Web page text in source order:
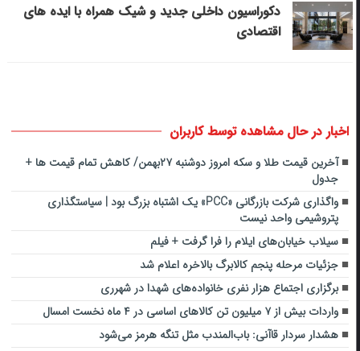
دکوراسیون داخلی جدید و شیک همراه با ایده های
اقتصادی
اخبار در حال مشاهده توسط کاربران
آخرین قیمت طلا و سکه امروز دوشنبه ۲۷بهمن/ کاهش تمام قیمت ها +
جدول
واگذاری شرکت بازرگانی «PCC» یک اشتباه بزرگ بود | سیاستگذاری
پتروشیمی واحد نیست
سیلاب خیابان‌های ایلام را فرا گرفت + فیلم
جزئیات مرحله پنجم کالابرگ بالاخره اعلام شد
برگزاری اجتماع هزار نفری خانواده‌های شهدا در شهرری
واردات بیش از ۷ میلیون تن کالاهای اساسی در ۴ ماه نخست امسال
هشدار سردار قاآنی: باب‌المندب مثل تنگه هرمز می‌شود